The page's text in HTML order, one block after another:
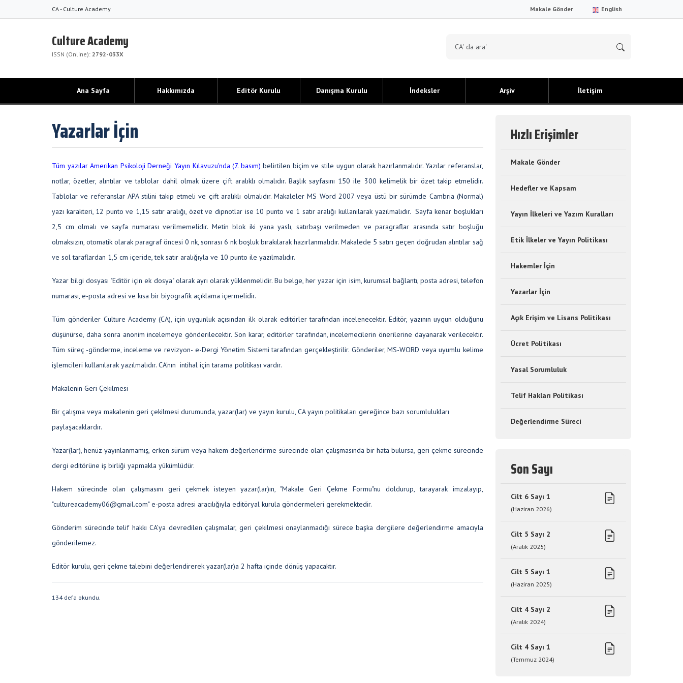
CA - Culture Academy Makale Gönder English
Culture Academy
ISSN (Online): 2792-033X
Ana Sayfa Hakkımızda Editör Kurulu Danışma Kurulu İndeksler Arşiv İletişim
Yazarlar İçin
Tüm yazılar Amerikan Psikoloji Derneği Yayın Kılavuzu'nda (7. basım) belirtilen biçim ve stile uygun olarak hazırlanmalıdır. Yazılar referanslar,
notlar, özetler, alıntılar ve tablolar dahil olmak üzere çift aralıklı olmalıdır. Başlık sayfasını 150 ile 300 kelimelik bir özet takip etmelidir.
Tablolar ve referanslar APA stilini takip etmeli ve çift aralıklı olmalıdır. Makaleler MS Word 2007 veya üstü bir sürümde Cambria (Normal)
yazı karakteri, 12 punto ve 1,15 satır aralığı, özet ve dipnotlar ise 10 punto ve 1 satır aralığı kullanılarak yazılmalıdır. Sayfa kenar boşlukları
2,5 cm olmalı ve sayfa numarası verilmemelidir. Metin blok iki yana yaslı, satırbaşı verilmeden ve paragraflar arasında satır boşluğu
olmaksızın, otomatik olarak paragraf öncesi 0 nk, sonrası 6 nk boşluk bırakılarak hazırlanmalıdır. Makalede 5 satırı geçen doğrudan alıntılar sağ
ve sol taraflardan 1,5 cm içeride, tek satır aralığıyla ve 10 punto ile yazılmalıdır.
Yazar bilgi dosyası "Editör için ek dosya" olarak ayrı olarak yüklenmelidir. Bu belge, her yazar için isim, kurumsal bağlantı, posta adresi, telefon
numarası, e-posta adresi ve kısa bir biyografik açıklama içermelidir.
Tüm gönderiler Culture Academy (CA), için uygunluk açısından ilk olarak editörler tarafından incelenecektir. Editör, yazının uygun olduğunu
düşünürse, daha sonra anonim incelemeye gönderilecektir. Son karar, editörler tarafından, incelemecilerin önerilerine dayanarak verilecektir.
Tüm süreç -gönderme, inceleme ve revizyon- e-Dergi Yönetim Sistemi tarafından gerçekleştirilir. Gönderiler, MS-WORD veya uyumlu kelime
işlemcileri kullanılarak yazılmalıdır. CA'nın intihal için tarama politikası vardır.
Makalenin Geri Çekilmesi
Bir çalışma veya makalenin geri çekilmesi durumunda, yazar(lar) ve yayın kurulu, CA yayın politikaları gereğince bazı sorumlulukları
paylaşacaklardır.
Yazar(lar), henüz yayınlanmamış, erken sürüm veya hakem değerlendirme sürecinde olan çalışmasında bir hata bulursa, geri çekme sürecinde
dergi editörüne iş birliği yapmakla yükümlüdür.
Hakem sürecinde olan çalışmasını geri çekmek isteyen yazar(lar)ın, "Makale Geri Çekme Formu"nu doldurup, tarayarak imzalayıp,
"cultureacademy06@gmail.com" e-posta adresi aracılığıyla editöryal kurula göndermeleri gerekmektedir.
Gönderim sürecinde telif hakkı CA’ya devredilen çalışmalar, geri çekilmesi onaylanmadığı sürece başka dergilere değerlendirme amacıyla
gönderilemez.
Editör kurulu, geri çekme talebini değerlendirerek yazar(lar)a 2 hafta içinde dönüş yapacaktır.
134 defa okundu.
Hızlı Erişimler
Makale Gönder
Hedefler ve Kapsam
Yayın İlkeleri ve Yazım Kuralları
Etik İlkeler ve Yayın Politikası
Hakemler İçin
Yazarlar İçin
Açık Erişim ve Lisans Politikası
Ücret Politikası
Yasal Sorumluluk
Telif Hakları Politikası
Değerlendirme Süreci
Son Sayı
Cilt 6 Sayı 1
(Haziran 2026)
Cilt 5 Sayı 2
(Aralık 2025)
Cilt 5 Sayı 1
(Haziran 2025)
Cilt 4 Sayı 2
(Aralık 2024)
Cilt 4 Sayı 1
(Temmuz 2024)